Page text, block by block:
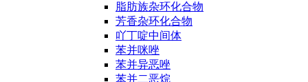
脂肪族杂环化合物
芳香杂环化合物
吖丁啶中间体
苯并咪唑
苯并异恶唑
苯并二恶烷